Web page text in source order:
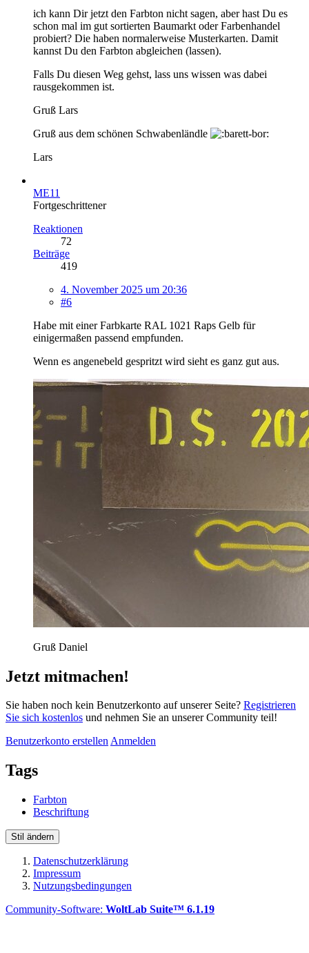
ich kann Dir jetzt den Farbton nicht sagen, aber hast Du es
schon mal im gut sortierten Baumarkt oder Farbenhandel
probiert? Die haben normalerweise Musterkarten. Damit
kannst Du den Farbton abgleichen (lassen).
Falls Du diesen Weg gehst, lass uns wissen was dabei
rausgekommen ist.
Gruß Lars
Gruß aus dem schönen Schwabenländle
Lars
ME11
Fortgeschrittener
Reaktionen
72
Beiträge
419
4. November 2025 um 20:36
#6
Habe mit einer Farbkarte RAL 1021 Raps Gelb für
einigermaßen passend empfunden.
Wenn es angenebeld gespritzt wird sieht es ganz gut aus.
Gruß Daniel
Jetzt mitmachen!
Sie haben noch kein Benutzerkonto auf unserer Seite? Registrieren
Sie sich kostenlos und nehmen Sie an unserer Community teil!
Benutzerkonto erstellenAnmelden
Tags
Farbton
Beschriftung
Stil ändern
Datenschutzerklärung
Impressum
Nutzungsbedingungen
Community-Software: WoltLab Suite™ 6.1.19